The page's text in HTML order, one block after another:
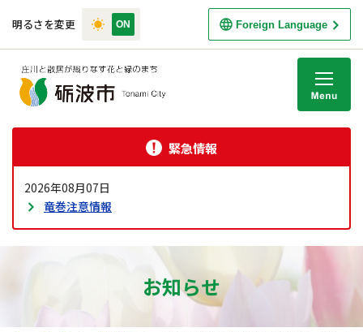
明るさを変更 Foreign Language
緊急情報
2026年08月07日
竜巻注意情報
お知らせ